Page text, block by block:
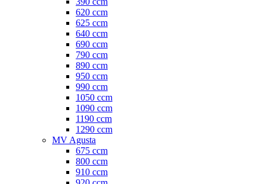
620 ccm
625 ccm
640 ccm
690 ccm
790 ccm
890 ccm
950 ccm
990 ccm
1050 ccm
1090 ccm
1190 ccm
1290 ccm
MV Agusta
675 ccm
800 ccm
910 ccm